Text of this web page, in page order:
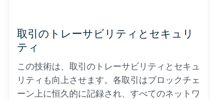
取引のトレーサビリティとセキュリ
ティ
この技術は、取引のトレーサビリティとセキュ
リティも向上させます。各取引はブロックチェ
ーン上に恒久的に記録され、すべてのネットワ